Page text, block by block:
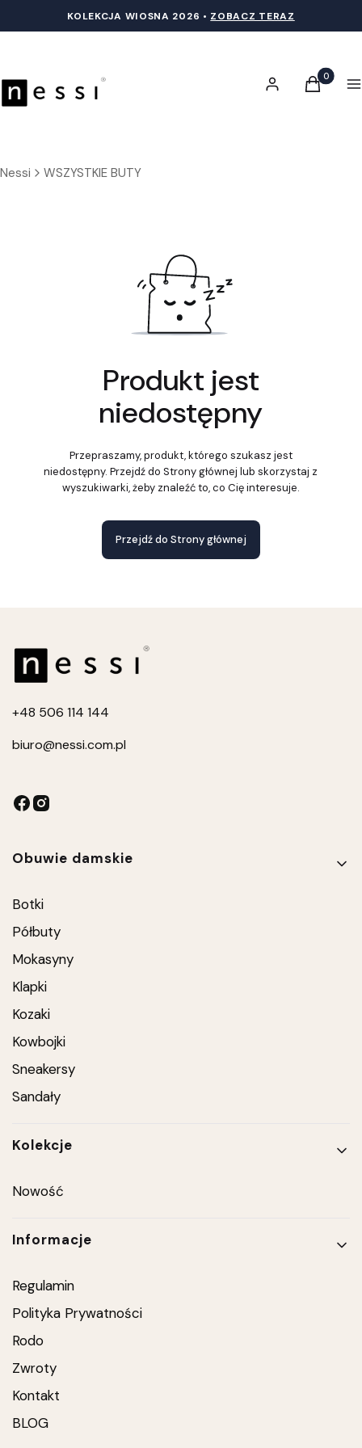
KOLEKCJA WIOSNA 2026 • ZOBACZ TERAZ
Zaloguj sięProdukty
Koszyk
Nessi WSZYSTKIE BUTY
Produkt jest
niedostępny
Przepraszamy, produkt, którego szukasz jest
niedostępny. Przejdź do Strony głównej lub skorzystaj z
wyszukiwarki, żeby znaleźć to, co Cię interesuje.
Przejdź do Strony głównej
+48 506 114 144
biuro@nessi.com.pl
Linki w stopce
Obuwie damskie
Botki
Półbuty
Mokasyny
Klapki
Kozaki
Kowbojki
Sneakersy
Sandały
Kolekcje
Nowość
Informacje
Regulamin
Polityka Prywatności
Rodo
Zwroty
Kontakt
BLOG